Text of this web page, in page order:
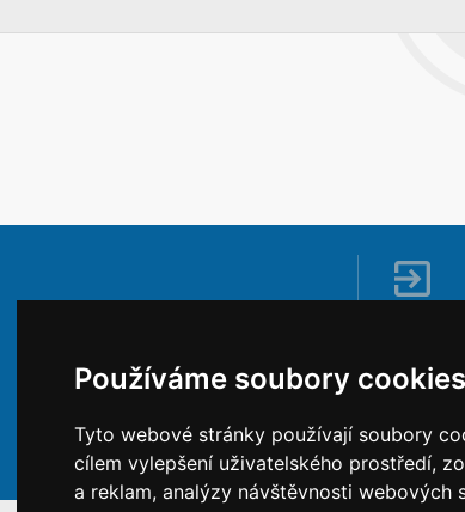
Používáme soubory cookies
Tyto webové stránky používají soubory
cílem vylepšení uživatelského prostředí,
a reklam, analýzy návštěvnosti webových
dotazy
Chci